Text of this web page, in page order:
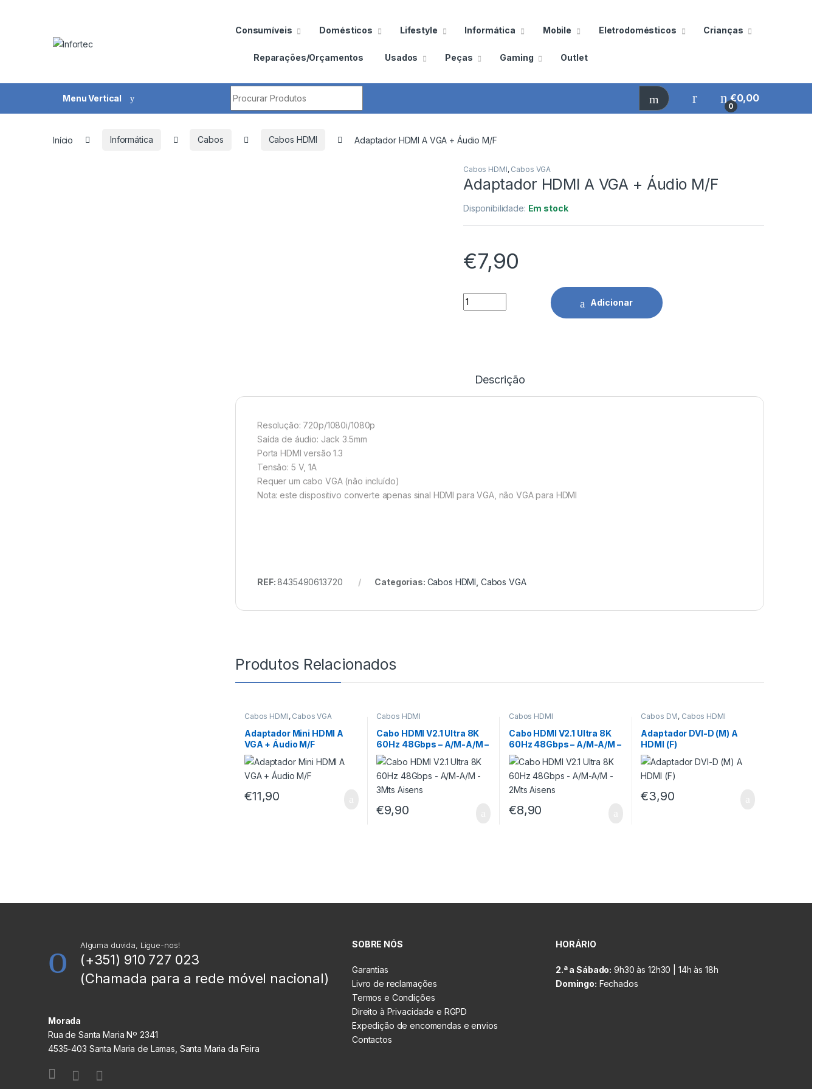
Consumíveis Domésticos Lifestyle Informática Mobile Eletrodomésticos Crianças
Reparações/Orçamentos Usados Peças Gaming Outlet
Menu Vertical
0
€0,00
Início Informática Cabos Cabos HDMI Adaptador HDMI A VGA + Áudio M/F
Cabos HDMI, Cabos VGA
Adaptador HDMI A VGA + Áudio M/F
Disponibilidade: Em stock
€7,90
Adaptador HDMI A VGA + Áudio M/F quantidade
Adicionar
Descrição
Resolução: 720p/1080i/1080p
Saída de áudio: Jack 3.5mm
Porta HDMI versão 1.3
Tensão: 5 V, 1A
Requer um cabo VGA (não incluído)
Nota: este dispositivo converte apenas sinal HDMI para VGA, não VGA para HDMI
REF:8435490613720 Categorias: Cabos HDMI Cabos VGA
Produtos Relacionados
Cabos HDMI, Cabos VGA
Adaptador Mini HDMI A
VGA + Áudio M/F
€11,90
Cabos HDMI
Cabo HDMI V2.1 Ultra 8K
60Hz 48Gbps – A/M-A/M –
3Mts Aisens
€9,90
Cabos HDMI
Cabo HDMI V2.1 Ultra 8K
60Hz 48Gbps – A/M-A/M –
2Mts Aisens
€8,90
Cabos DVI, Cabos HDMI
Adaptador DVI-D (M) A
HDMI (F)
€3,90
Alguma duvida, Ligue-nos!
(+351) 910 727 023
(Chamada para a rede móvel nacional)
Morada
Rua de Santa Maria Nº 2341
4535-403 Santa Maria de Lamas, Santa Maria da Feira
SOBRE NÓS
Garantias
Livro de reclamações
Termos e Condições
Direito à Privacidade e RGPD
Expedição de encomendas e envios
Contactos
HORÁRIO
2.ª a Sábado: 9h30 às 12h30 | 14h às 18h
Domingo: Fechados